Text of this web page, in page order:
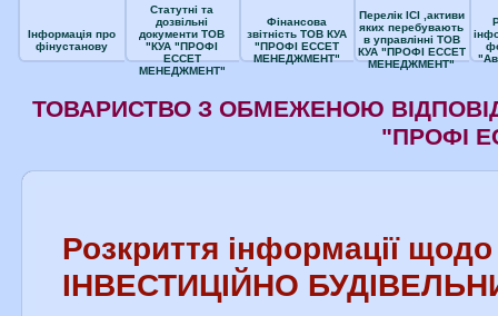
Інформація про
фінустанову
Статутні та
дозвільні
документи ТОВ
"КУА "ПРОФІ
ЕССЕТ
МЕНЕДЖМЕНТ"
Фінансова
звітність ТОВ КУА
"ПРОФІ ЕССЕТ
МЕНЕДЖМЕНТ"
Перелік ІСІ ,активи
яких перебувають
в управлінні ТОВ
КУА "ПРОФІ ЕССЕТ
МЕНЕДЖМЕНТ"
ТОВАРИСТВО З ОБМЕЖЕНОЮ
"ПРОФІ
Розкриття інформації
ІНВЕСТИЦІЙНО